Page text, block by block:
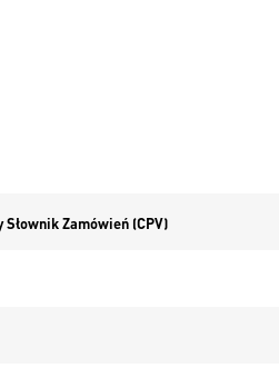
Zamówień (CPV)